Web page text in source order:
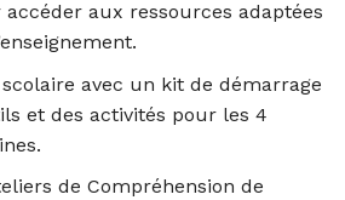
aux ressources adaptées
scolaire avec un kit de démarrage
et des activités pour les 4
de Compréhension de